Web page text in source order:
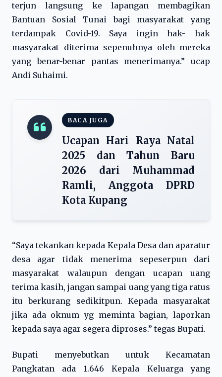
terjun langsung ke lapangan membagikan
Bantuan Sosial Tunai bagi masyarakat yang
terdampak Covid-19. Saya ingin hak- hak
masyarakat diterima sepenuhnya oleh mereka
yang benar-benar pantas menerimanya.” ucap
Andi Suhaimi.
BACA JUGA
Ucapan Hari Raya Natal
2025 dan Tahun Baru
2026 dari Muhammad
Ramli, Anggota DPRD
Kota Kupang
“Saya tekankan kepada Kepala Desa dan aparatur
desa agar tidak menerima sepeserpun dari
masyarakat walaupun dengan ucapan uang
terima kasih, jangan sampai uang yang tiga ratus
itu berkurang sedikitpun. Kepada masyarakat
jika ada oknum yg meminta bagian, laporkan
kepada saya agar segera diproses.” tegas Bupati.
Bupati menyebutkan untuk Kecamatan
Pangkatan ada 1.646 Kepala Keluarga yang